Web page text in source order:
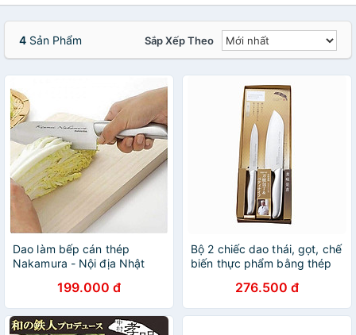
4 Sản Phẩm Sắp Xếp Theo
Dao làm bếp cán thép
Nakamura - Nội địa Nhật
199.000 đ
Bộ 2 chiếc dao thái, gọt, chế
biến thực phẩm bằng thép
276.500 đ